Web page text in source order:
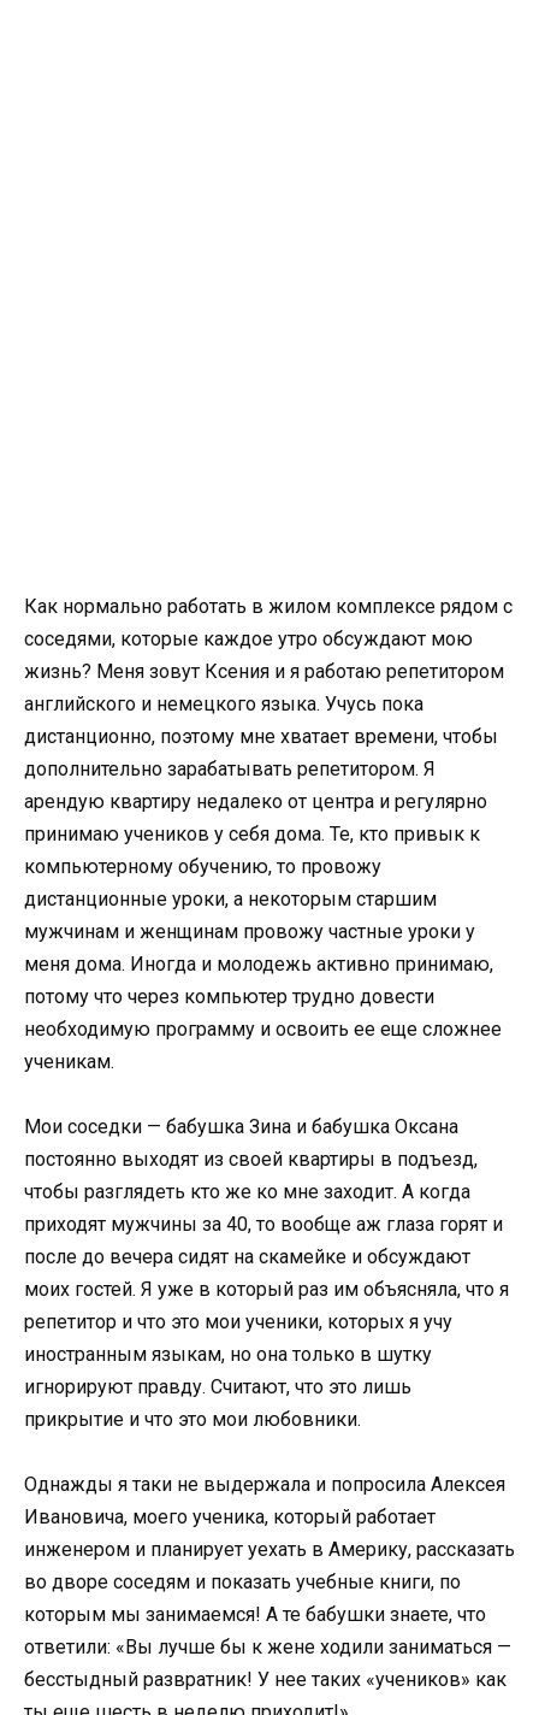
Как нормально работать в жилом комплексе рядом с
соседями, которые каждое утро обсуждают мою
жизнь? Меня зовут Ксения и я работаю репетитором
английского и немецкого языка. Учусь пока
дистанционно, поэтому мне хватает времени, чтобы
дополнительно зарабатывать репетитором. Я
арендую квартиру недалеко от центра и регулярно
принимаю учеников у себя дома. Те, кто привык к
компьютерному обучению, то провожу
дистанционные уроки, а некоторым старшим
мужчинам и женщинам провожу частные уроки у
меня дома. Иногда и молодежь активно принимаю,
потому что через компьютер трудно довести
необходимую программу и освоить ее еще сложнее
ученикам.
Мои соседки — бабушка Зина и бабушка Оксана
постоянно выходят из своей квартиры в подъезд,
чтобы разглядеть кто же ко мне заходит. А когда
приходят мужчины за 40, то вообще аж глаза горят и
после до вечера сидят на скамейке и обсуждают
моих гостей. Я уже в который раз им объясняла, что я
репетитор и что это мои ученики, которых я учу
иностранным языкам, но она только в шутку
игнорируют правду. Считают, что это лишь
прикрытие и что это мои любовники.
Однажды я таки не выдержала и попросила Алексея
Ивановича, моего ученика, который работает
инженером и планирует уехать в Америку, рассказать
во дворе соседям и показать учебные книги, по
которым мы занимаемся! А те бабушки знаете, что
ответили: «Вы лучше бы к жене ходили заниматься —
бесстыдный развратник! У нее таких «учеников» как